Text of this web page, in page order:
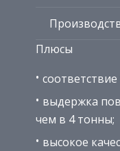
Плюсы
выдержка
чем в 4 тонны;
высокое